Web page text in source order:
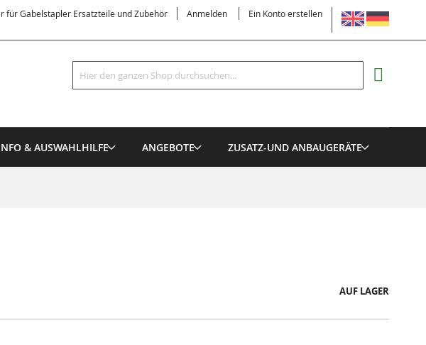
SPRACHE
für Gabelstapler Ersatzteile und Zubehör Anmelden Ein Konto erstellen
Suche
Suche
& AUSWAHLHILFE ANGEBOTE ZUSATZ-UND ANBAUGERÄTE
AUF LAGER